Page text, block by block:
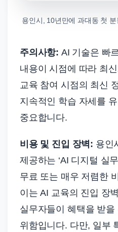
용인시, 10년만에 과대동 첫
주의사항: AI 기술은 빠
내용이 시점에 따라 최
교육 참여 시점의 최신
지속적인 학습 자세를
중요합니다.
비용 및 진입 장벽: 용인
제공하는 ‘AI 디지털 실
무료 또는 매우 저렴한
이는 AI 교육의 진입 장
실무자들이 혜택을 받을
위함입니다. 다만, 일부